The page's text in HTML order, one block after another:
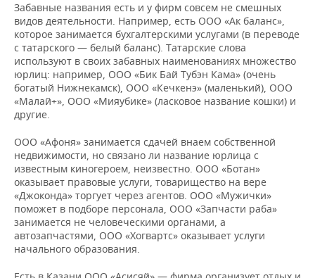
Забавные названия есть и у фирм совсем не смешных
видов деятельности. Например, есть ООО «Ак баланс»,
которое занимается бухгалтерскими услугами (в переводе
с татарского — белый баланс). Татарские слова
используют в своих забавных наименованиях множество
юрлиц: например, ООО «Бик Бай Тубэн Кама» (очень
богатый Нижнекамск), ООО «Кечкенэ» (маленький), ООО
«Малай+», ООО «Мияубике» (ласковое название кошки) и
другие.
ООО «Афоня» занимается сдачей внаем собственной
недвижимости, но связано ли название юрлица с
известным киногероем, неизвестно. ООО «Ботан»
оказывает правовые услуги, товарищество на вере
«Джоконда» торгует через агентов. ООО «Мужички»
поможет в подборе персонала, ООО «Запчасти раба»
занимается не человеческими органами, а
автозапчастями, ООО «Хогвартс» оказывает услуги
начального образования.